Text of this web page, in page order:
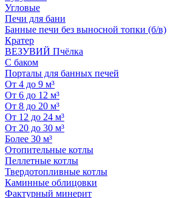
Угловые
Печи для бани
Банные печи без выносной топки (б/в)
Кратер
ВЕЗУВИЙ Пчёлка
С баком
Порталы для банных печей
От 4 до 9 м³
От 6 до 12 м³
От 8 до 20 м³
От 12 до 24 м³
От 20 до 30 м³
Более 30 м³
Отопительные котлы
Пеллетные котлы
Твердотопливные котлы
Каминные облицовки
Фактурный минерит